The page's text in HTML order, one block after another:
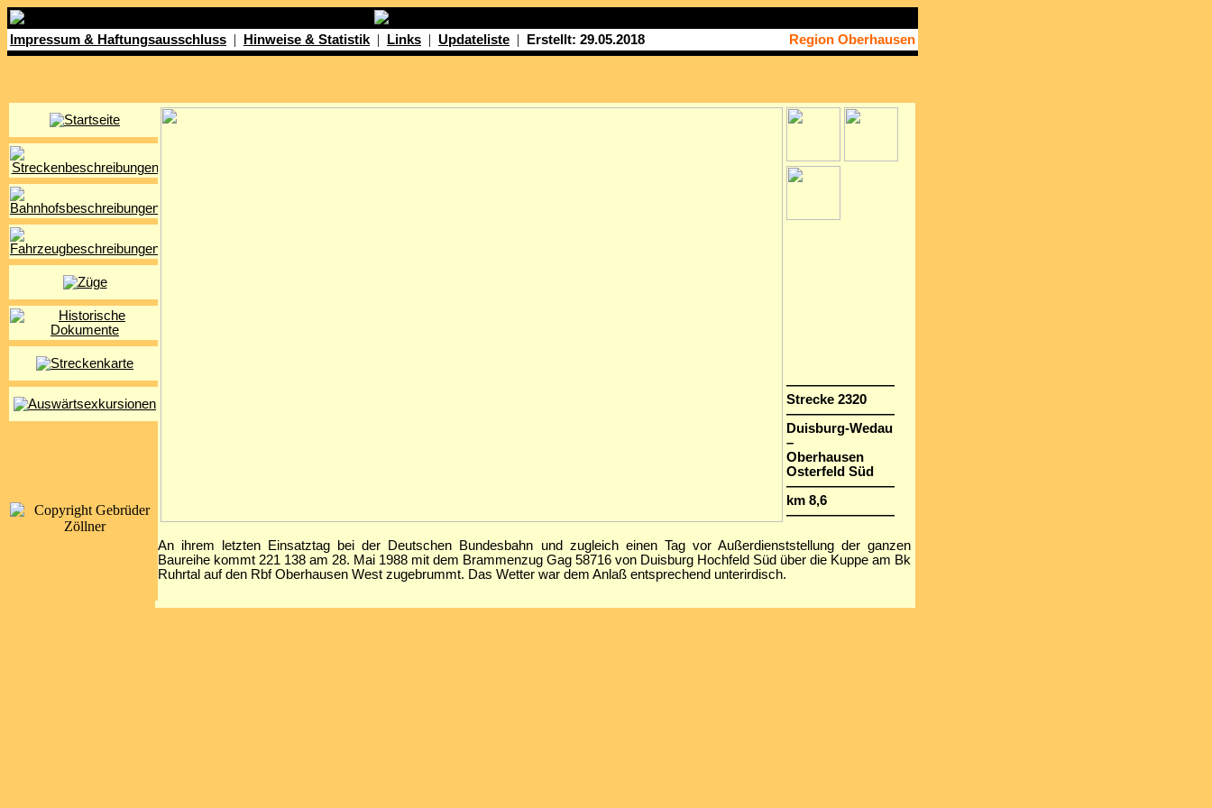
Impressum & Haftungsausschluss | Hinweise & Statistik | Links | Updateliste | Erstellt: 29.05.2018 Region Oberhausen
————————
Strecke 2320
————————
Duisburg-Wedau
–
Oberhausen
Osterfeld Süd
————————
km 8,6
————————
An ihrem letzten Einsatztag bei der Deutschen Bundesbahn und zugleich einen Tag vor Außerdienststellung der ganzen
Baureihe kommt 221 138 am 28. Mai 1988 mit dem Brammenzug Gag 58716 von Duisburg Hochfeld Süd über die Kuppe am Bk
Ruhrtal auf den Rbf Oberhausen West zugebrummt. Das Wetter war dem Anlaß entsprechend unterirdisch.